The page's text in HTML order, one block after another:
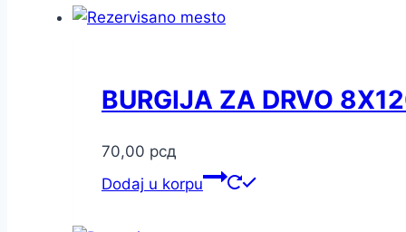
BURGIJA ZA DRVO
70,00 рсд
Dodaj u korpu